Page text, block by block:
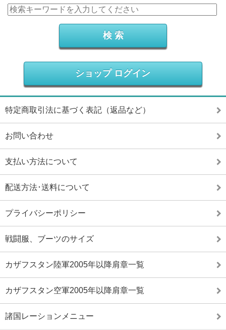
ショップ ログイン
特定商取引法に基づく表記（返品など）
お問い合わせ
支払い方法について
配送方法･送料について
プライバシーポリシー
戦闘服、ブーツのサイズ
カザフスタン陸軍2005年以降肩章一覧
カザフスタン空軍2005年以降肩章一覧
諸国レーションメニュー